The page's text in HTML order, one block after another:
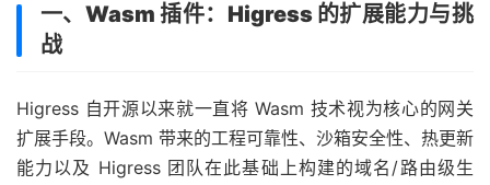
一、Wasm 插件：Higress 的扩展能力与挑
战
Higress 自开源以来就一直将 Wasm 技术视为核心的网关
扩展手段。Wasm 带来的工程可靠性、沙箱安全性、热更新
能力以及 Higress 团队在此基础上构建的域名/路由级生